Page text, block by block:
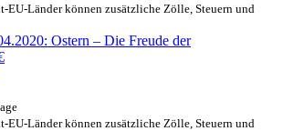
Länder können zusätzliche Zölle, Steuern und
Ostern – Die Freude der
Länder können zusätzliche Zölle, Steuern und